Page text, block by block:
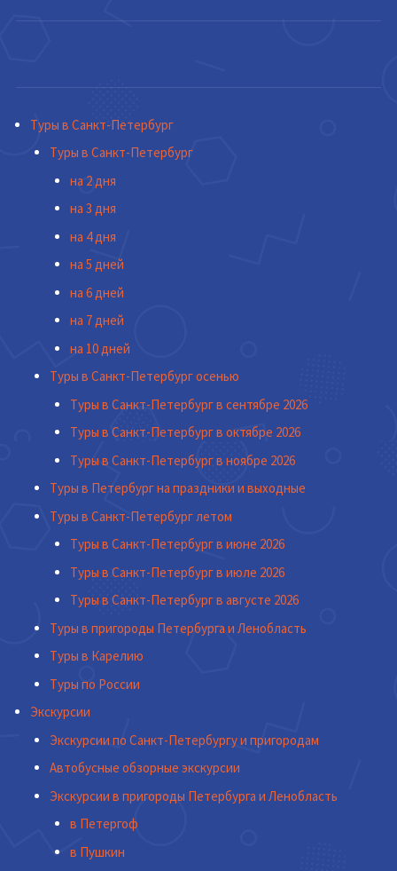
Туры в Санкт-Петербург
Туры в Санкт-Петербург
на 2 дня
на 3 дня
на 4 дня
на 5 дней
на 6 дней
на 7 дней
на 10 дней
Туры в Санкт-Петербург осенью
Туры в Санкт-Петербург в сентябре 2026
Туры в Санкт-Петербург в октябре 2026
Туры в Санкт-Петербург в ноябре 2026
Туры в Петербург на праздники и выходные
Туры в Санкт-Петербург летом
Туры в Санкт-Петербург в июне 2026
Туры в Санкт-Петербург в июле 2026
Туры в Санкт-Петербург в августе 2026
Туры в пригороды Петербурга и Ленобласть
Туры в Карелию
Туры по России
Экскурсии
Экскурсии по Санкт-Петербургу и пригородам
Автобусные обзорные экскурсии
Экскурсии в пригороды Петербурга и Ленобласть
в Петергоф
в Пушкин